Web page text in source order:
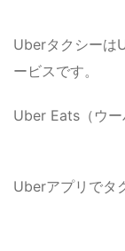
Uberタクシーは
ービスです。
Uber Eats（ウー
Uberアプリでタ